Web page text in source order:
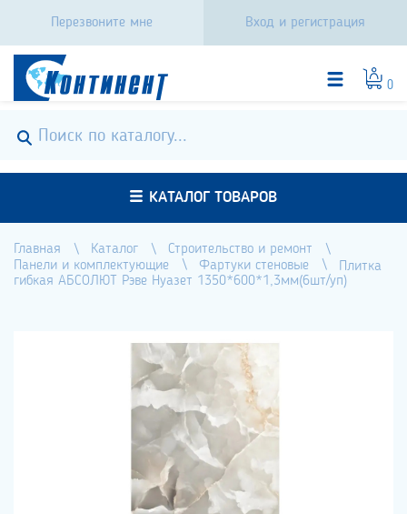
Перезвоните мне Вход и регистрация
0
КАТАЛОГ ТОВАРОВ
Главная Каталог
Строительство и ремонт
Панели и комплектующие
Фартуки стеновые
Плитка
гибкая АБСОЛЮТ Рэве Нуазет 1350*600*1,3мм(6шт/уп)